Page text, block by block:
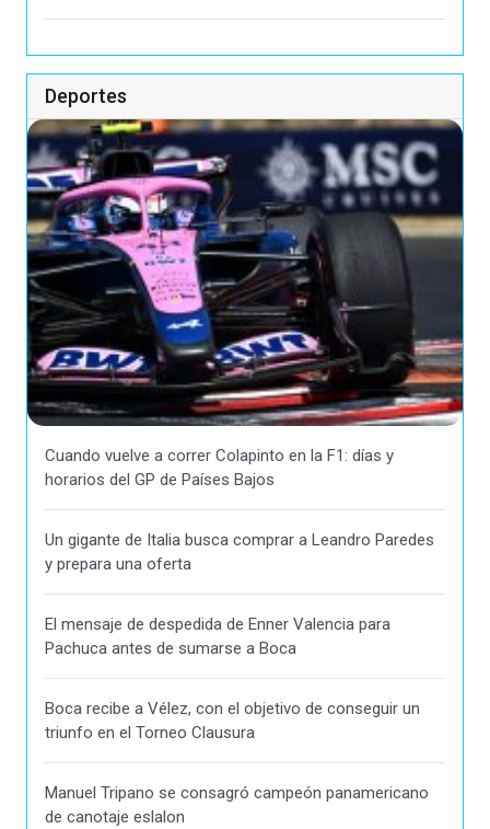
Deportes
Cuando vuelve a correr Colapinto en la F1: días y
horarios del GP de Países Bajos
Un gigante de Italia busca comprar a Leandro Paredes
y prepara una oferta
El mensaje de despedida de Enner Valencia para
Pachuca antes de sumarse a Boca
Boca recibe a Vélez, con el objetivo de conseguir un
triunfo en el Torneo Clausura
Manuel Tripano se consagró campeón panamericano
de canotaje eslalon